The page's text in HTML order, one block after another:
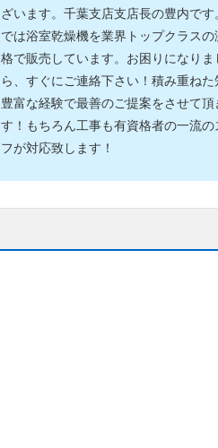
ざいます。千葉支店支店長の豊内です
では浴室乾燥機を業界トップクラスの
格で販売しています。お困りになりま
ら、すぐにご連絡下さい！積み重ねた
豊富な経験で最善のご提案をさせて頂
す！もちろん工事も有資格者の一流の
フが対応致します！